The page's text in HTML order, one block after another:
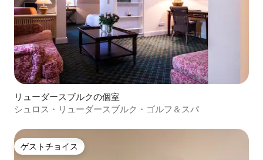
リューダースブルクの個室
シュロス・リューダースブルク・ゴルフ＆スパ
ゲストチョイス
ゲストチョイス